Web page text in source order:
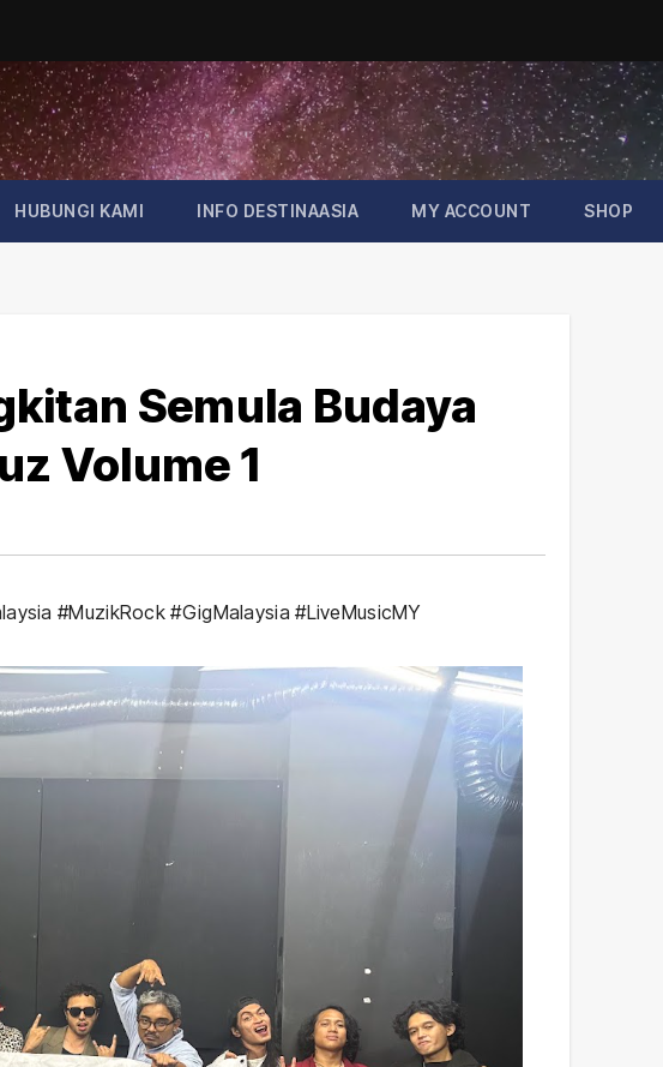
HUBUNGI KAMI INFO DESTINAASIA MY ACCOUNT SHOP
Semula Budaya
Volume 1
#MuzikRock #GigMalaysia #LiveMusicMY